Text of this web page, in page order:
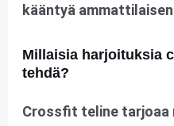
kääntyä
Millaisia harjoituksia
tehdä?
Crossfit teline tarjoaa